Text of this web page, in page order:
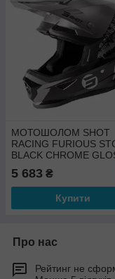
МОТОШОЛОМ SHOT
RACING FURIOUS
BLACK CHROME
5 683 ₴
Купити
Про нас
Рейтинг не